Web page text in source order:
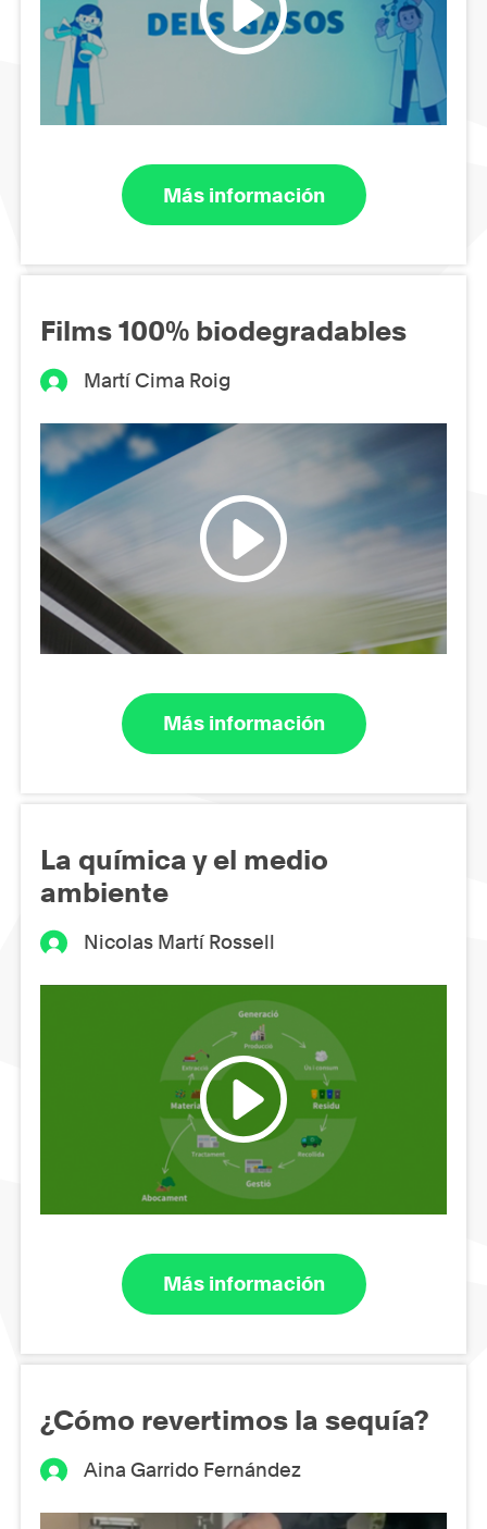
Más información
Films 100% biodegradables
Martí Cima Roig
Más información
La química y el medio
ambiente
Nicolas Martí Rossell
Más información
¿Cómo revertimos la sequía?
Aina Garrido Fernández